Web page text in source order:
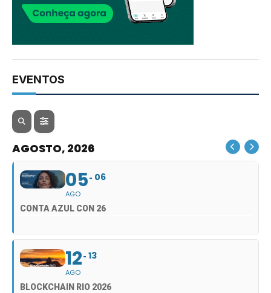
EVENTOS
AGOSTO, 2026
05
AGO
06
CONTA AZUL CON 26
12
AGO
13
BLOCKCHAIN RIO 2026